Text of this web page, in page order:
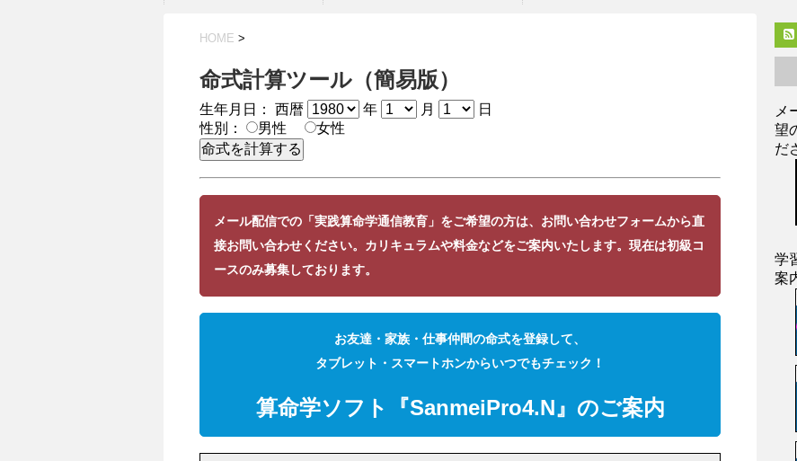
HOME >
命式計算ツール（簡易版）
生年月日： 西暦 年 月
日
性別：
男性 女性
メール配信での「実践算命学通信教育」をご希望の方は、 お問い合わせフォームから直
接お問い合わせください。カリキュラムや料金などをご案内いたします。現在は初級コ
ースのみ募集しております。
お友達・家族・仕事仲間の命式を登録して、
タブレット・スマートホンからいつでもチェック！
算命学ソフト『SanmeiPro4.N』のご案内
メ
望
だ
学
案